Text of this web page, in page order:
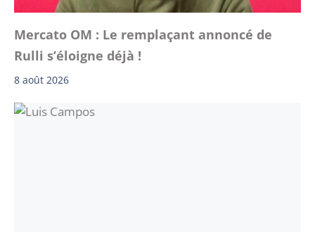
Mercato OM : Le remplaçant annoncé de
Rulli s’éloigne déjà !
8 août 2026